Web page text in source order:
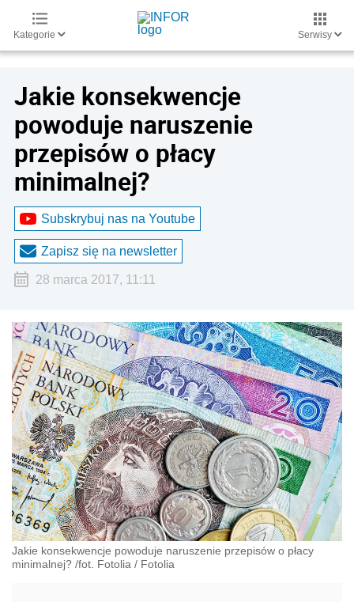
Kategorie Serwisy
Jakie konsekwencje
powoduje naruszenie
przepisów o płacy
minimalnej?
Subskrybuj nas na Youtube
Zapisz się na newsletter
28 marca 2017, 11:11
Jakie konsekwencje powoduje naruszenie przepisów o płacy
minimalnej? /fot. Fotolia / Fotolia